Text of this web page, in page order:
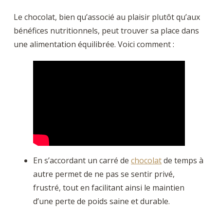
Le chocolat, bien qu’associé au plaisir plutôt qu’aux
bénéfices nutritionnels, peut trouver sa place dans
une alimentation équilibrée. Voici comment :
En s’accordant un carré dechocolatde temps à
autre permet de ne pas se sentir privé,
frustré, tout en facilitant ainsi le maintien
d’une perte de poids saine et durable.